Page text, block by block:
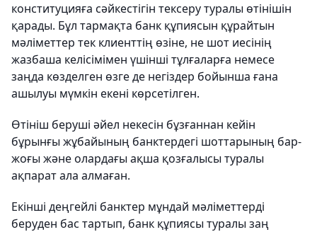
конституцияға сәйкестігін тексеру туралы өтінішін
қарады. Бұл тармақта банк құпиясын құрайтын
мәліметтер тек клиенттің өзіне, не шот иесінің
жазбаша келісімімен үшінші тұлғаларға немесе
заңда көзделген өзге де негіздер бойынша ғана
ашылуы мүмкін екені көрсетілген.
Өтініш беруші әйел некесін бұзғаннан кейін
бұрынғы жұбайының банктердегі шоттарының бар-
жоғы және олардағы ақша қозғалысы туралы
ақпарат ала алмаған.
Екінші деңгейлі банктер мұндай мәліметтерді
беруден бас тартып, банк құпиясы туралы заң